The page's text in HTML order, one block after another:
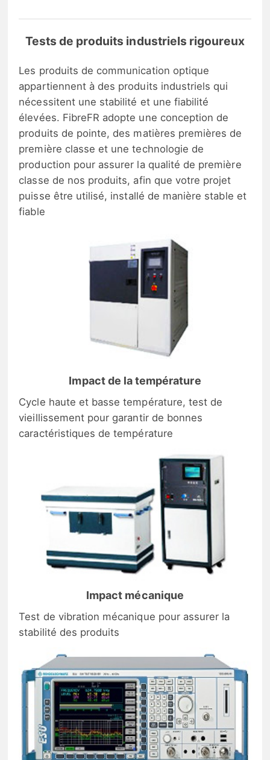
Tests de produits industriels rigoureux
Les produits de communication optique
appartiennent à des produits industriels qui
nécessitent une stabilité et une fiabilité
élevées. FibreFR adopte une conception de
produits de pointe, des matières premières de
première classe et une technologie de
production pour assurer la qualité de première
classe de nos produits, afin que votre projet
puisse être utilisé, installé de manière stable et
fiable
Impact de la température
Cycle haute et basse température, test de
vieillissement pour garantir de bonnes
caractéristiques de température
Impact mécanique
Test de vibration mécanique pour assurer la
stabilité des produits